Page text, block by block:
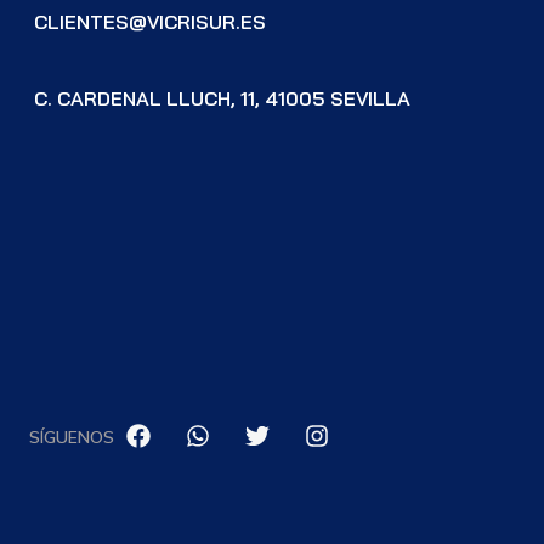
CLIENTES@VICRISUR.ES
C. CARDENAL LLUCH, 11, 41005 SEVILLA
SÍGUENOS